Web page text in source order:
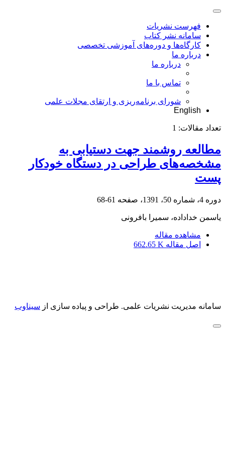
فهرست نشریات
سامانه نشر کتاب
کارگاه‌ها و دوره‌های آموزشی تخصصی
درباره ما
درباره ما
تماس با ما
شورای برنامه‌ریزی و ارتقای مجلات علمی
English
تعداد مقالات: 1
مطالعه روشمند جهت دستیابی به
مشخصه‌های طراحی در دستگاه خودکار
پست
دوره 4، شماره 50، 1391، صفحه 61-68
یاسمن خداداده، سمیرا بافرونی
مشاهده مقاله
اصل مقاله 662.65 K
سامانه مدیریت نشریات علمی. طراحی و پیاده سازی از سیناوب